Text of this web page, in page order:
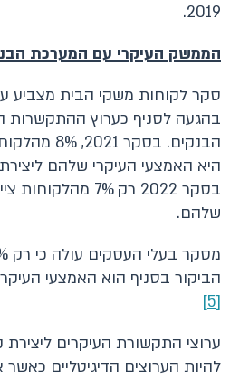
2019.
הממשק העיקרי עם המערכת
סקר לקוחות משקי הבית מצביע
בהגעה לסניף כערוץ ההתקשרות
הבנקים.
היא האמצעי העיקרי שלהם
בסקר 2022 רק 7%
שלהם.
הביקור בסניף הוא האמצעי
[5]
ערוצי התקשורת העיקרים
להיות הערוצים הדיגיטליים